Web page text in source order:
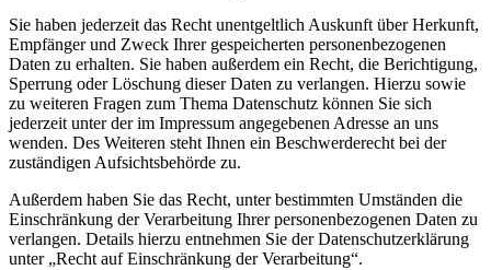
Sie haben jederzeit das Recht unentgeltlich Auskunft über Herkunft,
Empfänger und Zweck Ihrer gespeicherten personenbezogenen
Daten zu erhalten. Sie haben außerdem ein Recht, die Berichtigung,
Sperrung oder Löschung dieser Daten zu verlangen. Hierzu sowie
zu weiteren Fragen zum Thema Datenschutz können Sie sich
jederzeit unter der im Impressum angegebenen Adresse an uns
wenden. Des Weiteren steht Ihnen ein Beschwerderecht bei der
zuständigen Aufsichtsbehörde zu.
Außerdem haben Sie das Recht, unter bestimmten Umständen die
Einschränkung der Verarbeitung Ihrer personenbezogenen Daten zu
verlangen. Details hierzu entnehmen Sie der Datenschutzerklärung
unter „Recht auf Einschränkung der Verarbeitung“.